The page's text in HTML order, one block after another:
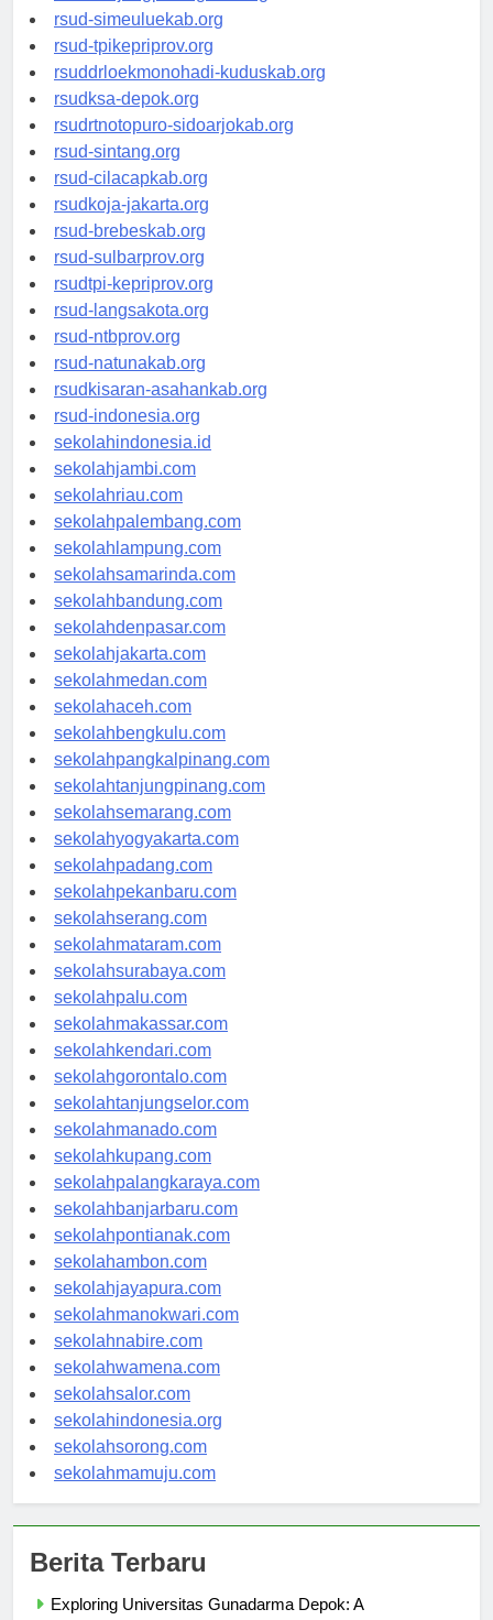
rsud-tanjungpinangkota.org
rsud-simeuluekab.org
rsud-tpikepriprov.org
rsuddrloekmonohadi-kuduskab.org
rsudksa-depok.org
rsudrtnotopuro-sidoarjokab.org
rsud-sintang.org
rsud-cilacapkab.org
rsudkoja-jakarta.org
rsud-brebeskab.org
rsud-sulbarprov.org
rsudtpi-kepriprov.org
rsud-langsakota.org
rsud-ntbprov.org
rsud-natunakab.org
rsudkisaran-asahankab.org
rsud-indonesia.org
sekolahindonesia.id
sekolahjambi.com
sekolahriau.com
sekolahpalembang.com
sekolahlampung.com
sekolahsamarinda.com
sekolahbandung.com
sekolahdenpasar.com
sekolahjakarta.com
sekolahmedan.com
sekolahaceh.com
sekolahbengkulu.com
sekolahpangkalpinang.com
sekolahtanjungpinang.com
sekolahsemarang.com
sekolahyogyakarta.com
sekolahpadang.com
sekolahpekanbaru.com
sekolahserang.com
sekolahmataram.com
sekolahsurabaya.com
sekolahpalu.com
sekolahmakassar.com
sekolahkendari.com
sekolahgorontalo.com
sekolahtanjungselor.com
sekolahmanado.com
sekolahkupang.com
sekolahpalangkaraya.com
sekolahbanjarbaru.com
sekolahpontianak.com
sekolahambon.com
sekolahjayapura.com
sekolahmanokwari.com
sekolahnabire.com
sekolahwamena.com
sekolahsalor.com
sekolahindonesia.org
sekolahsorong.com